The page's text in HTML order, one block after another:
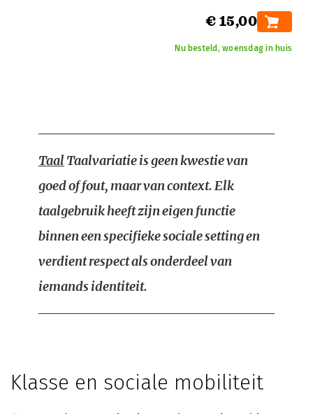
€ 15,00
Nu besteld, woensdag in huis
Taal Taalvariatie is geen kwestie van
goed of fout, maar van context. Elk
taalgebruik heeft zijn eigen functie
binnen een specifieke sociale setting en
verdient respect als onderdeel van
iemands identiteit.
Klasse en sociale mobiliteit